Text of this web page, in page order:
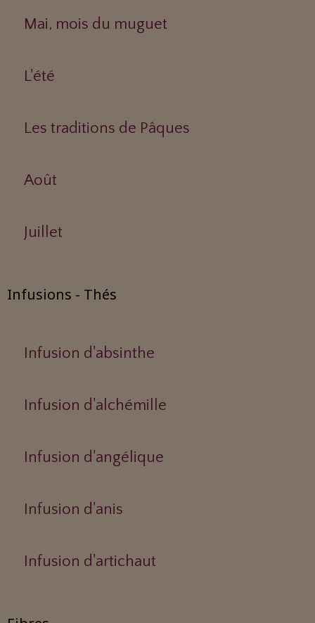
Mai, mois du muguet
L'été
Les traditions de Pâques
Août
Juillet
Infusions - Thés
Infusion d'absinthe
Infusion d'alchémille
Infusion d'angélique
Infusion d'anis
Infusion d'artichaut